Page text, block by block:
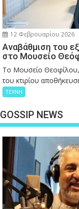
12 Φεβρουαρίου 2026
Αναβάθμιση του
στο Μουσείο
Το Μουσείο
του κτιρίου
ΤΕΧΝΗ
GOSSIP NEWS